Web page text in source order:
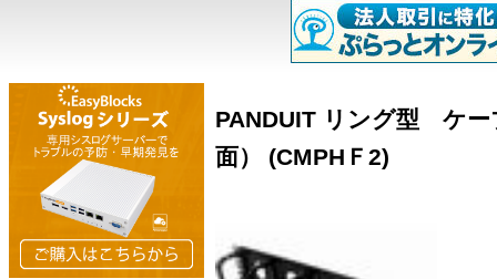
PANDUIT リング型 ケー
面） (CMPHＦ2)